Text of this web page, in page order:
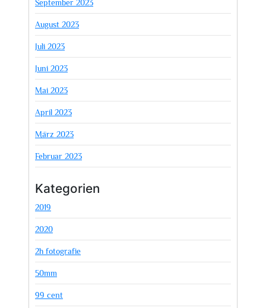
September 2023
August 2023
Juli 2023
Juni 2023
Mai 2023
April 2023
März 2023
Februar 2023
Kategorien
2019
2020
2h fotografie
50mm
99 cent